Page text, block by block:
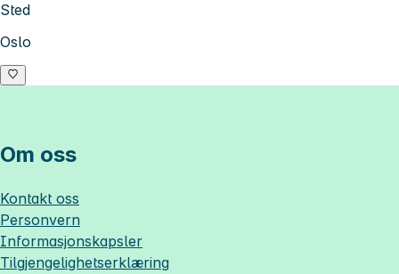
Sted
Oslo
Om oss
Kontakt oss
Personvern
Informasjonskapsler
Tilgjengelighetserklæring